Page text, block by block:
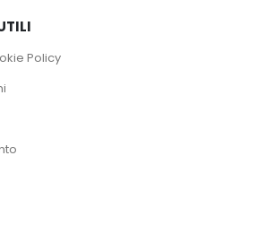
Policy